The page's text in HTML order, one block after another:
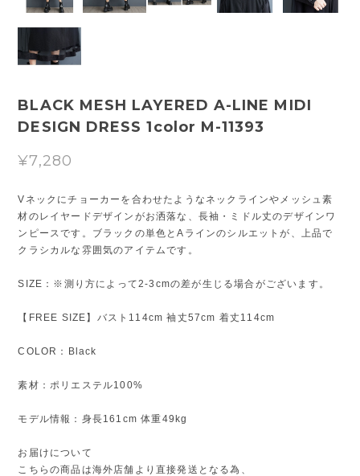
BLACK MESH LAYERED A-LINE MIDI
DESIGN DRESS 1color M-11393
¥7,280
Vネックにチョーカーを合わせたようなネックラインやメッシュ素
材のレイヤードデザインがお洒落な、長袖・ミドル丈のデザインワ
ンピースです。ブラックの単色とAラインのシルエットが、上品で
クラシカルな雰囲気のアイテムです。
SIZE：※測り方によって2-3cmの差が生じる場合がございます。
【FREE SIZE】バスト114cm 袖丈57cm 着丈114cm
COLOR：Black
素材：ポリエステル100%
モデル情報：身長161cm 体重49kg
お届けについて
こちらの商品は海外店舗より直接発送となる為、